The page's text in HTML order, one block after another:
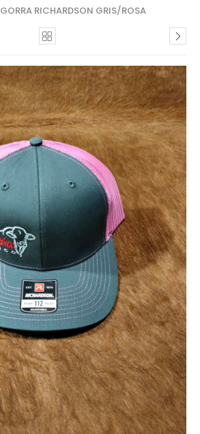
GORRA RICHARDSON GRIS/ROSA